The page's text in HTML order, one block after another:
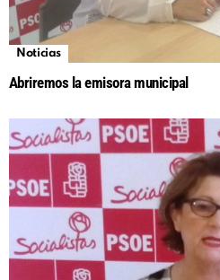
Noticias
Abriremos la emisora municipal